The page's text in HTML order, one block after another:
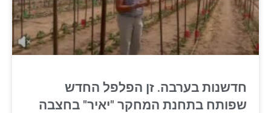
חדשנות בערבה. זן הפלפל החדש
שפותח בתחנת המחקר "יאיר" בחצבה